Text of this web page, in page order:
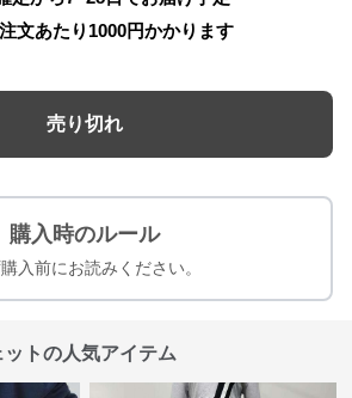
文あたり 1000円かかります
売り切れ
購入時のルール
入前にお読みください。
トの人気アイテム